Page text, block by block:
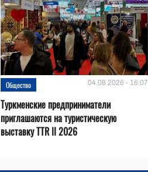
Общество 04.08.2026 - 16:07
Туркменские предприниматели
приглашаются на туристическую
выставку TTR II 2026